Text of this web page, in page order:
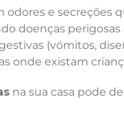
odores e secreções
doenças
(vómitos,
onde existam
na sua casa pode